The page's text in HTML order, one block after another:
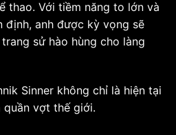
thao. Với tiềm năng to lớn và
định, anh được kỳ vọng sẽ
sử hào hùng cho làng
Sinner không chỉ là hiện tại
quần vợt thế giới.